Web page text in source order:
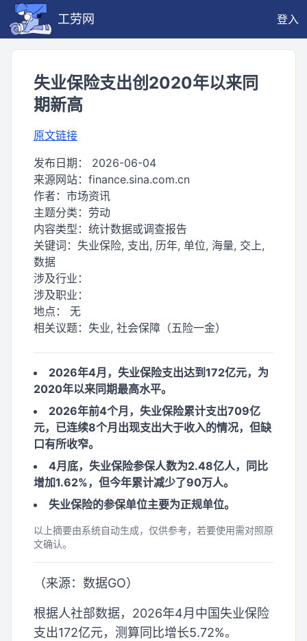
工劳网 登入
失业保险支出创2020年以来同
期新高
原文链接
发布日期： 2026-06-04
来源网站： finance.sina.com.cn
作者： 市场资讯
主题分类： 劳动
内容类型： 统计数据或调查报告
关键词： 失业保险, 支出, 历年, 单位, 海量, 交上,
数据
涉及行业：
涉及职业：
地点： 无
相关议题： 失业, 社会保障（五险一金）
2026年4月，失业保险支出达到172亿元，为
2020年以来同期最高水平。
2026年前4个月，失业保险累计支出709亿
元，已连续8个月出现支出大于收入的情况，但缺
口有所收窄。
4月底，失业保险参保人数为2.48亿人，同比
增加1.62%，但今年累计减少了90万人。
失业保险的参保单位主要为正规单位。
以上摘要由系统自动生成，仅供参考，若要使用需对照原
文确认。
（来源：数据GO）
根据人社部数据，2026年4月中国失业保险
支出172亿元，测算同比增长5.72%。